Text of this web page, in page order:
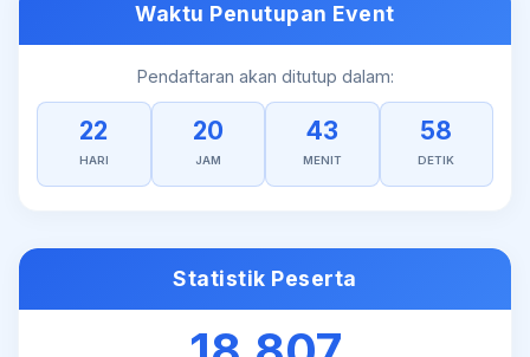
Waktu Penutupan Event
Pendaftaran akan ditutup dalam:
22
HARI
20
JAM
43
MENIT
58
DETIK
Statistik Peserta